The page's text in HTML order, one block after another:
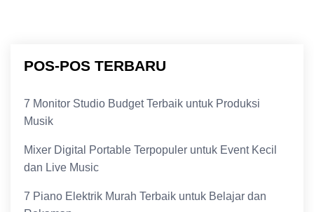
POS-POS TERBARU
7 Monitor Studio Budget Terbaik untuk Produksi
Musik
Mixer Digital Portable Terpopuler untuk Event Kecil
dan Live Music
7 Piano Elektrik Murah Terbaik untuk Belajar dan